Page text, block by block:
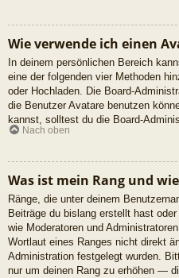
Wie verwende ich einen
In deinem persönlichen Bereich
eine der folgenden vier Methoden
oder Hochladen. Die Board-
die Benutzer Avatare benutzen
kannst, solltest du die Board-
Nach oben
Was ist mein Rang und
Ränge, die unter deinem
Beiträge du bislang erstellt hast
wie Moderatoren und
Wortlaut eines Ranges nicht direkt
Administration festgelegt wurden.
nur um deinen Rang zu erhöhen —